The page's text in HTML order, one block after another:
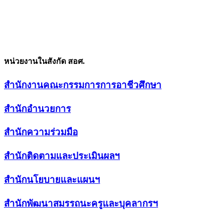
หน่วยงานในสังกัด สอศ.
สำนักงานคณะกรรมการการอาชีวศึกษา
สำนักอำนวยการ
สำนักความร่วมมือ
สำนักติดตามและประเมินผลฯ
สำนักนโยบายและแผนฯ
สำนักพัฒนาสมรรถนะครูและบุคลากรฯ